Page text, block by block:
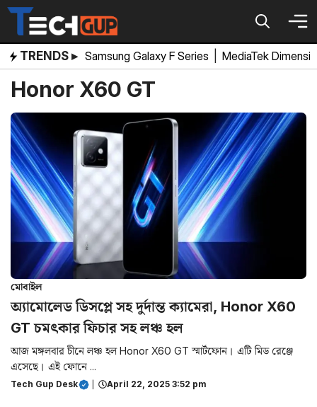
Skip
content
TRENDS ▸ Samsung Galaxy F Series MediaTek
Honor X60 GT
মোবাইল
অ্যামোলেড ডিসপ্লে সহ দুর্দান্ত ক্যামেরা, Honor X60
GT চমৎকার ফিচার সহ লঞ্চ হল
আজ মঙ্গলবার চীনে লঞ্চ হল Honor X60 GT স্মার্টফোন। এটি মিড রেঞ্জে
এসেছে। এই ফোনে ...
Tech Gup Desk April 22, 2025 3:52 pm